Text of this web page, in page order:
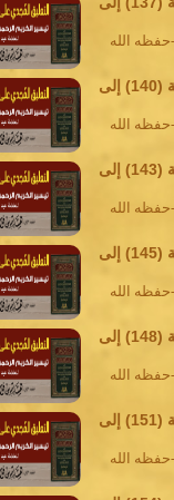
حفظه الله
تفسير السعدي || البقرة || من الآية (140) إلى
حفظه الله
تفسير السعدي || البقرة || من الآية (143) إلى
حفظه الله
تفسير السعدي || البقرة || من الآية (145) إلى
حفظه الله
تفسير السعدي || البقرة || من الآية (148) إلى
حفظه الله
تفسير السعدي || البقرة || من الآية (151) إلى
حفظه الله